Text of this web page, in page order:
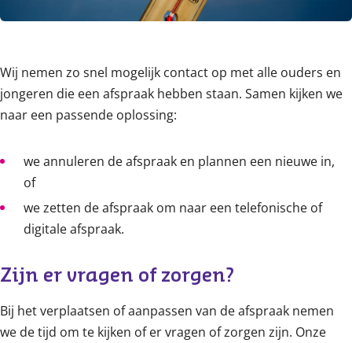
Wij nemen zo snel mogelijk contact op met alle ouders en
jongeren die een afspraak hebben staan. Samen kijken we
naar een passende oplossing:
we annuleren de afspraak en plannen een nieuwe in,
of
we zetten de afspraak om naar een telefonische of
digitale afspraak.
Zijn er vragen of zorgen?
Bij het verplaatsen of aanpassen van de afspraak nemen
we de tijd om te kijken of er vragen of zorgen zijn. Onze